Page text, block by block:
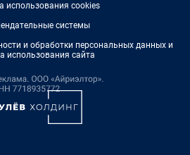
использования cookies
системы
и обработки персональных данных и
использования сайта